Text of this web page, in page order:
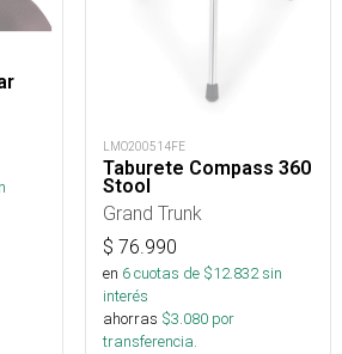
LMO200514FE
Taburete Compass 360
Stool
Grand Trunk
$ 76.990
en 6cuotas de $12.832sin
interés
ahorras $3.080 por
transferencia.